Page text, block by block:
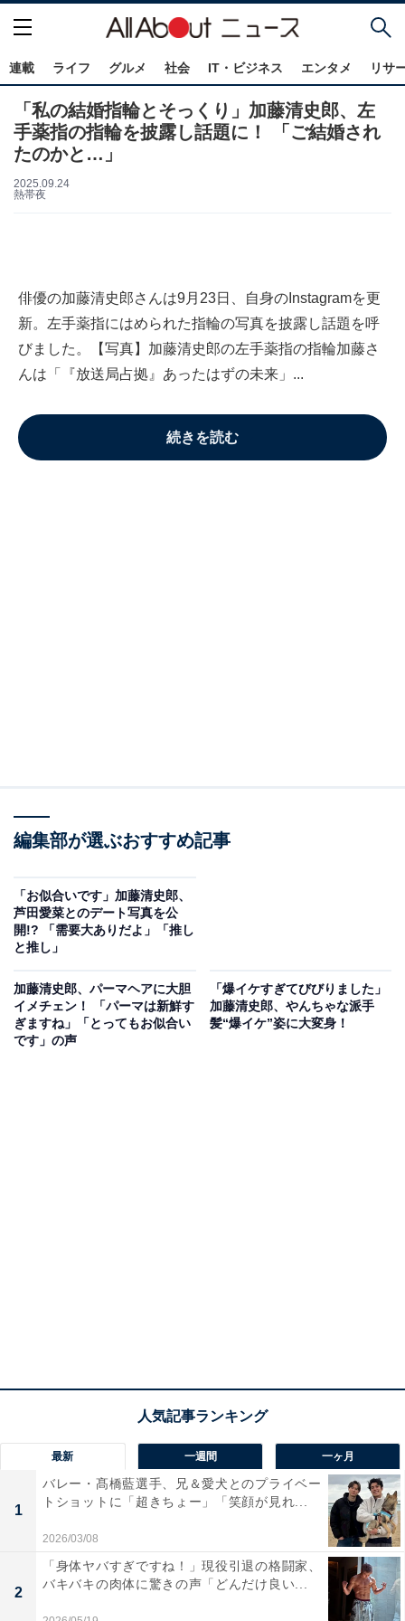
連載 ライフ グルメ 社会 IT・ビジネス エンタメ リサ
「私の結婚指輪とそっくり」加藤清史郎、左
手薬指の指輪を披露し話題に！ 「ご結婚され
たのかと…」
2025.09.24
熱帯夜
俳優の加藤清史郎さんは9月23日、自身のInstagramを更
新。左手薬指にはめられた指輪の写真を披露し話題を呼
びました。【写真】加藤清史郎の左手薬指の指輪加藤さ
んは「『放送局占拠』あったはずの未来」...
続きを読む
編集部が選ぶおすすめ記事
「お似合いです」加藤清史郎、
芦田愛菜とのデート写真を公
開!? 「需要大ありだよ」「推し
と推し」
加藤清史郎、パーマヘアに大胆
イメチェン！ 「パーマは新鮮す
ぎますね」「とってもお似合い
です」の声
「爆イケすぎてびびりました」
加藤清史郎、やんちゃな派手
髪“爆イケ”姿に大変身！
最新 一週間 一ヶ月
1
バレー・髙橋藍選手、兄＆愛犬とのプライベー
トショットに「超きちょー」「笑顔が見れ...
2026/03/08
2
「身体ヤバすぎですね！」現役引退の格闘家、
バキバキの肉体に驚きの声「どんだけ良い...